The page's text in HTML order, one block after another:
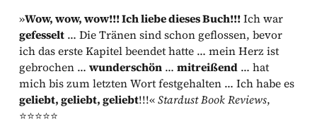
»Wow, wow, wow!!! Ich liebe dieses Buch!!!Ich war
gefesselt … Die Tränen sind schon geflossen, bevor
ich das erste Kapitel beendet hatte … mein Herz ist
gebrochen …wunderschön …mitreißend … hat
mich bis zum letzten Wort festgehalten … Ich habe es
geliebt, geliebt, geliebt!!!«Stardust Book Reviews,
⭐⭐⭐⭐⭐